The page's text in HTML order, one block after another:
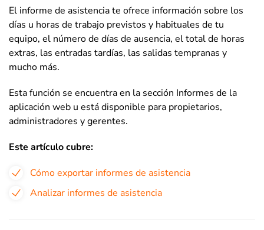
El informe de asistencia te ofrece información sobre los
días u horas de trabajo previstos y habituales de tu
equipo, el número de días de ausencia, el total de horas
extras, las entradas tardías, las salidas tempranas y
mucho más.
Esta función se encuentra en la sección Informes de la
aplicación web u está disponible para propietarios,
administradores y gerentes.
Este artículo cubre:
Cómo exportar informes de asistencia
Analizar informes de asistencia